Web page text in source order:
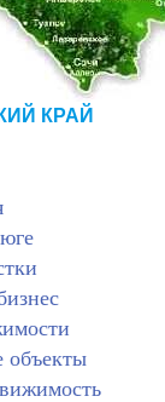
КРАЙ
объекты